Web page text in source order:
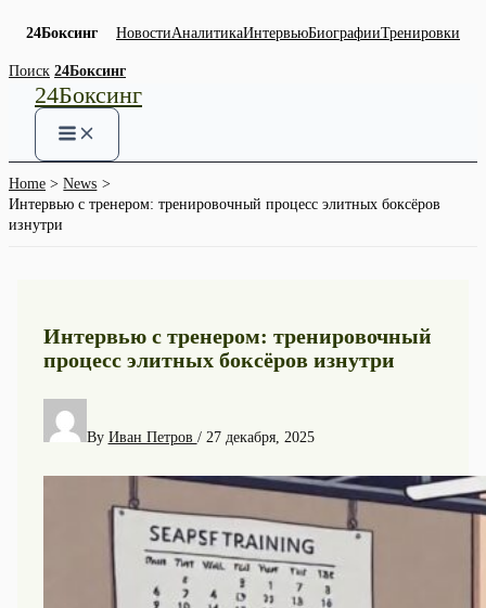
24Боксинг НовостиАналитикаИнтервьюБиографииТренировки
Skip
content
Поиск 24Боксинг
24Боксинг
Home
News
Интервью с тренером: тренировочный процесс элитных боксёров
изнутри
Интервью с тренером: тренировочный
процесс элитных боксёров изнутри
By Иван Петров / 27 декабря, 2025